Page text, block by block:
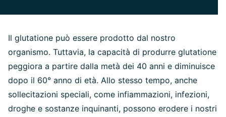
Il glutatione può essere prodotto dal nostro
organismo. Tuttavia, la capacità di produrre glutatione
peggiora a partire dalla metà dei 40 anni e diminuisce
dopo il 60° anno di età. Allo stesso tempo, anche
sollecitazioni speciali, come infiammazioni, infezioni,
droghe e sostanze inquinanti, possono erodere i nostri